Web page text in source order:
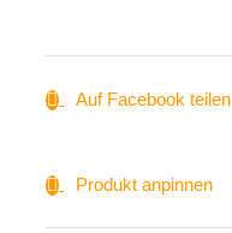
Auf Facebook teilen
Produkt anpinnen